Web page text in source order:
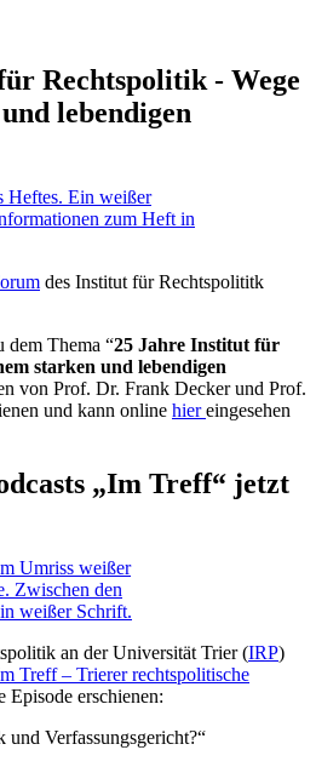
Rechtspolitik - Wege
lebendigen
des Institut für Rechtspolititk
dem Thema “25 Jahre Institut für
starken und lebendigen
von Prof. Dr. Frank Decker und Prof.
und kann online hiereingesehen
„Im Treff“ jetzt
an der Universität Trier (IRP)
Treff – Trierer rechtspolitische
Episode erschienen:
Verfassungsgericht?“